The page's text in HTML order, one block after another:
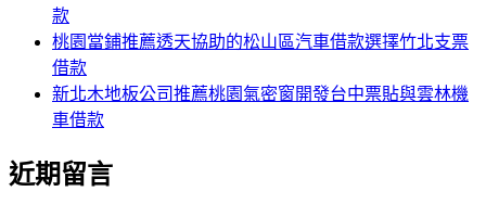
款
桃園當鋪推薦透天協助的松山區汽車借款選擇竹北支票
借款
新北木地板公司推薦桃園氣密窗開發台中票貼與雲林機
車借款
近期留言